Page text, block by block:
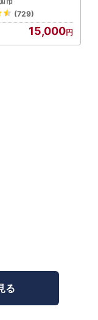
(729)
15,000
る